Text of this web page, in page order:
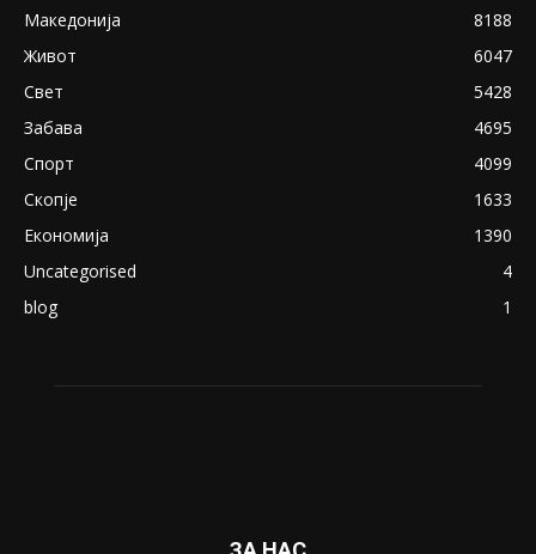
Македонија
8188
Живот
6047
Свет
5428
Забава
4695
Спорт
4099
Скопје
1633
Економија
1390
Uncategorised
4
blog
1